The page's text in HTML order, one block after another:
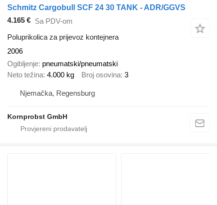
Schmitz Cargobull SCF 24 30 TANK - ADR/GGVS
4.165 € Sa PDV-om
Poluprikolica za prijevoz kontejnera
2006
Ogibljenje pneumatski/pneumatski
Neto težina 4.000 kg Broj osovina 3
Njemačka, Regensburg
Kornprobst GmbH